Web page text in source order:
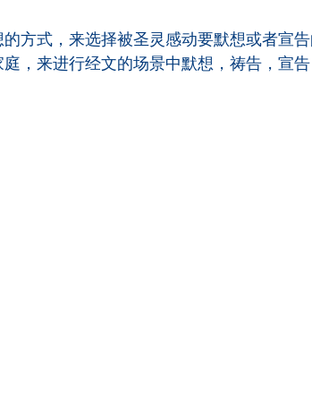
的方式，来选择被圣灵感动要默想或者宣
，来进行经文的场景中默想，祷告，宣